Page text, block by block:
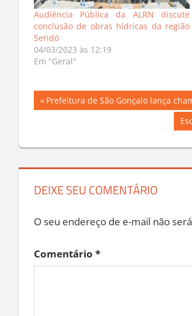
Audiência Pública da ALRN discute
conclusão de obras hídricas da região
Seridó
04/03/2023 às 12:19
Navegação
Post
Previous
Prefeitura de São Gonçalo lança
DEIXE SEU COMENTÁRIO
O seu endereço de e-mail não
Comentário